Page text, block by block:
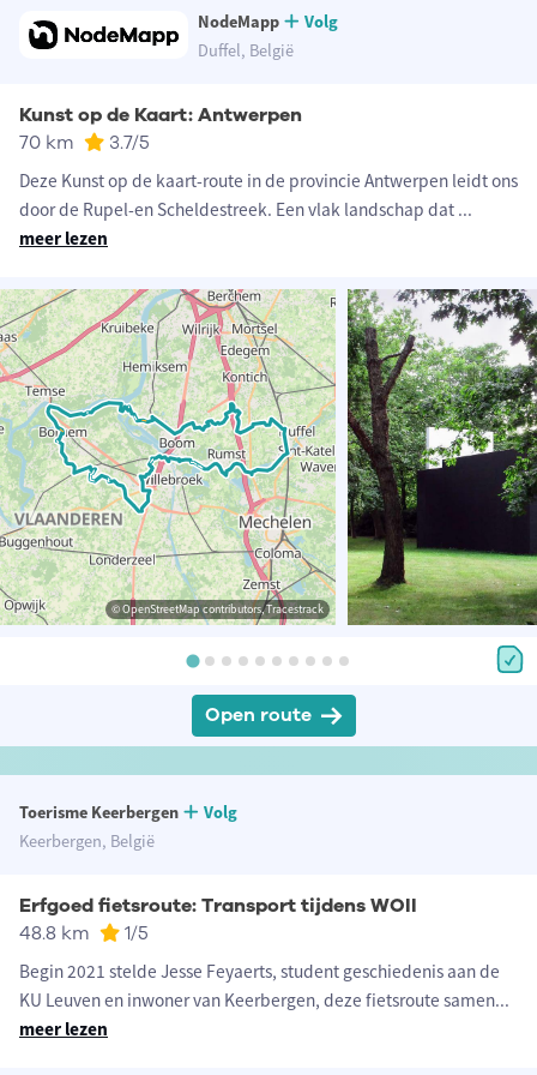
NodeMapp
Volg
Duffel, België
Kunst op de Kaart: Antwerpen
70 km 3.7/5
Deze Kunst op de kaart-route in de provincie Antwerpen leidt ons
door de Rupel-en Scheldestreek. Een vlak landschap dat ...
meer lezen
© OpenStreetMap contributors, Tracestrack
Open route
Toerisme Keerbergen
Volg
Keerbergen, België
Erfgoed fietsroute: Transport tijdens WOII
48.8 km 1/5
Begin 2021 stelde Jesse Feyaerts, student geschiedenis aan de
KU Leuven en inwoner van Keerbergen, deze fietsroute samen...
meer lezen